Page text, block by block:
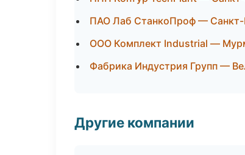
ПАО Лаб СтанкоПроф — Санкт-
ООО Комплект Industrial —
Фабрика Индустрия Групп —
Другие компании